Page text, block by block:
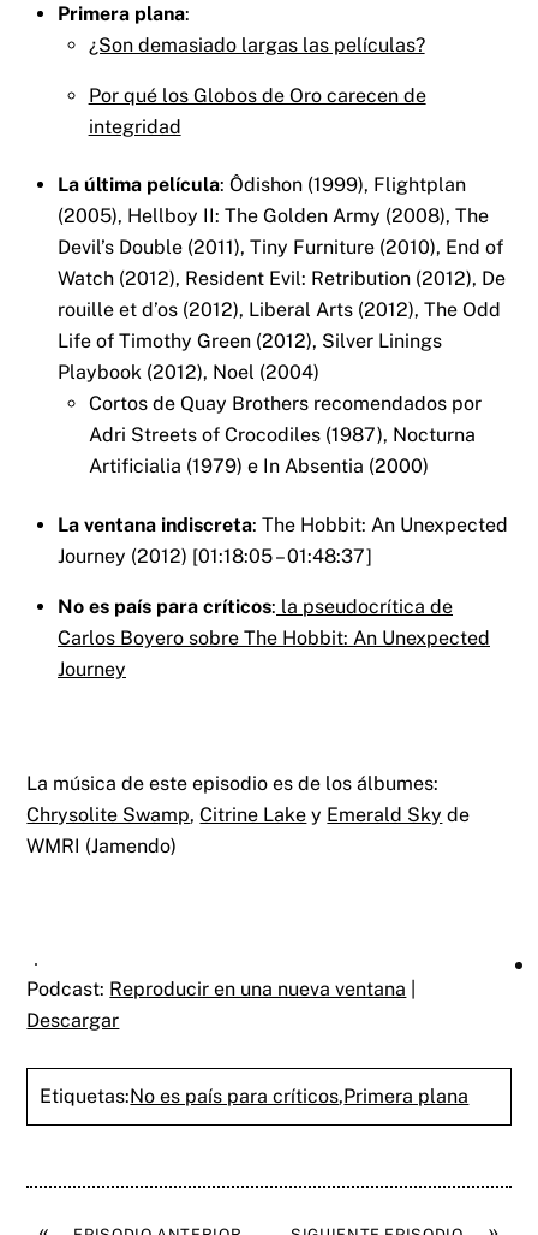
Primera plana:
¿Son demasiado largas las películas?
Por qué los Globos de Oro carecen de
integridad
La última película: Ôdishon (1999), Flightplan
(2005), Hellboy II: The Golden Army (2008), The
Devil’s Double (2011), Tiny Furniture (2010), End of
Watch (2012), Resident Evil: Retribution (2012), De
rouille et d’os (2012), Liberal Arts (2012), The Odd
Life of Timothy Green (2012), Silver Linings
Playbook (2012), Noel (2004)
Cortos de Quay Brothers recomendados por
Adri Streets of Crocodiles (1987), Nocturna
Artificialia (1979) e In Absentia (2000)
La ventana indiscreta: The Hobbit: An Unexpected
Journey (2012) [01:18:05 – 01:48:37]
No es país para críticos: la pseudocrítica de
Carlos Boyero sobre The Hobbit: An Unexpected
Journey
La música de este episodio es de los álbumes:
Chrysolite Swamp,Citrine Lake y Emerald Sky de
WMRI (Jamendo)
Podcast: Reproducir en una nueva ventana
Descargar
Etiquetas:No es país para críticos,Primera plana